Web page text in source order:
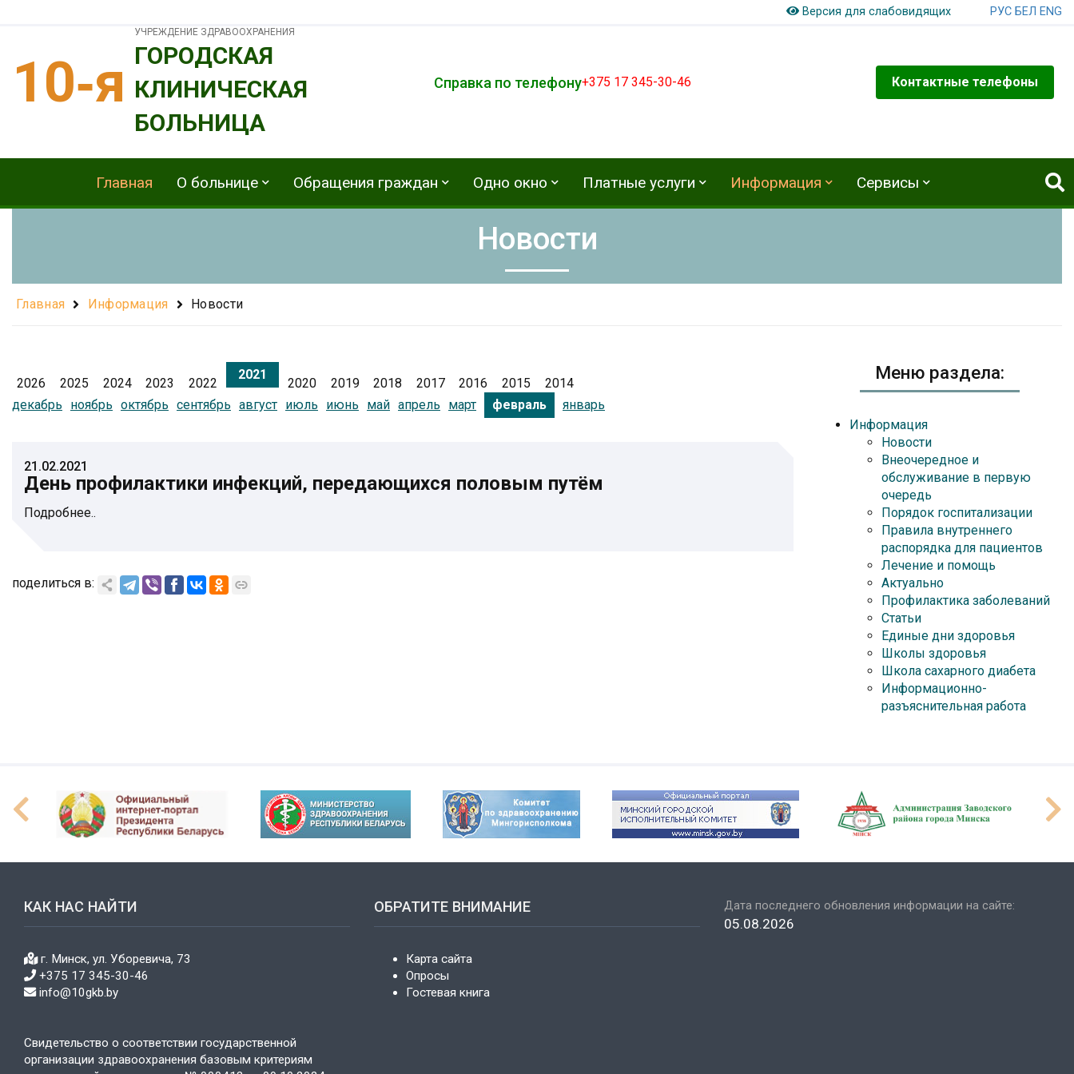
Версия для слабовидящих РУС БЕЛ ENG
10‑я
УЧРЕЖДЕНИЕ ЗДРАВООХРАНЕНИЯ
ГОРОДСКАЯ
КЛИНИЧЕСКАЯ
БОЛЬНИЦА
Справка по телефону+375 17 345-30-46 Контактные телефоны
Главная О больнице Обращения граждан Одно окно Платные услуги Информация Сервисы
Новости
Главная Информация Новости
2026 2025 2024 2023 2022
2021
2020 2019 2018 2017 2016 2015
2014
декабрь
ноябрь октябрь сентябрь август июль июнь май апрель март февраль январь
21.02.2021
День профилактики инфекций, передающихся половым путём
Подробнее..
поделиться в:
Меню раздела:
Информация
Новости
Внеочередное и
обслуживание в первую
очередь
Порядок госпитализации
Правила внутреннего
распорядка для пациентов
Лечение и помощь
Актуально
Профилактика заболеваний
Статьи
Единые дни здоровья
Школы здоровья
Школа сахарного диабета
Информационно-
разъяснительная работа
КАК НАС НАЙТИ
г. Минск, ул. Уборевича, 73
+375 17 345-30-46
info@10gkb.by
Свидетельство о соответствии государственной
организации здравоохранения базовым критериям
ОБРАТИТЕ ВНИМАНИЕ
Карта сайта
Опросы
Гостевая книга
Дата последнего обновления информации на сайте:
05.08.2026